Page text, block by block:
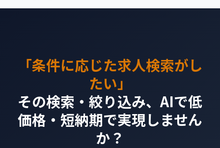
「条件に応じた求人検索がし
たい」
その検索・絞り込み、AIで低
価格・短納期で実現しません
か？